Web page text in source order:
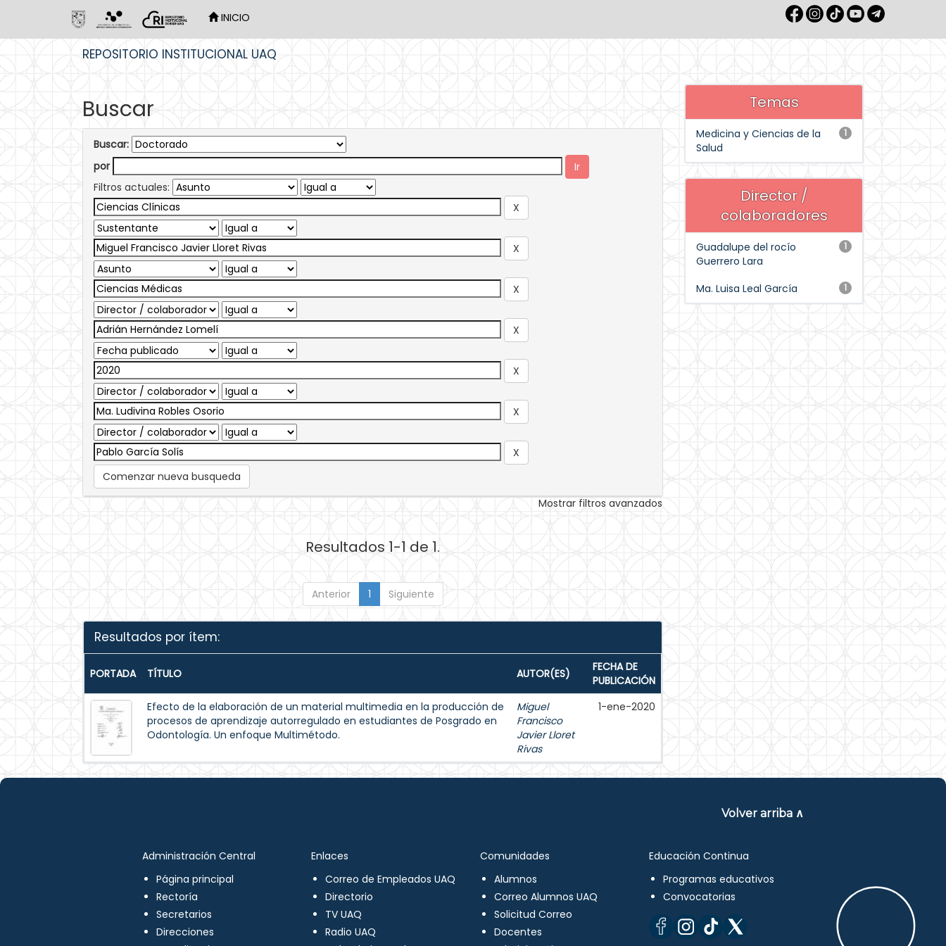
INICIO
REPOSITORIO INSTITUCIONAL UAQ
Buscar
Buscar:
por
Filtros actuales:
Comenzar nueva busqueda
Mostrar filtros avanzados
Resultados 1-1 de 1.
Anterior 1 Siguiente
Resultados por ítem:
PORTADA TÍTULO AUTOR(ES)
FECHA DE
PUBLICACIÓN
Efecto de la elaboración de un material multimedia en la producción de
procesos de aprendizaje autorregulado en estudiantes de Posgrado en
Odontología. Un enfoque Multimétodo.
Miguel
Francisco
Javier Lloret
Rivas
1-ene-2020
Temas
1
Medicina y Ciencias de la
Salud
Director /
colaboradores
1
Guadalupe del rocío
Guerrero Lara
1
Ma. Luisa Leal García
Volver arriba ∧
Administración Central
Página principal
Rectoría
Secretarios
Direcciones
Enlaces
Correo de Empleados UAQ
Directorio
TV UAQ
Radio UAQ
Comunidades
Alumnos
Correo Alumnos UAQ
Solicitud Correo
Docentes
Educación Continua
Programas educativos
Convocatorias